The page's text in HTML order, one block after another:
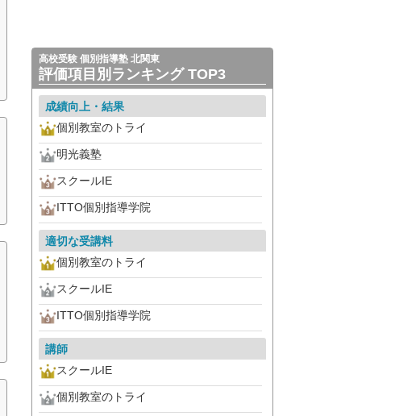
高校受験 個別指導塾 北関東
評価項目別ランキング TOP3
成績向上・結果
個別教室のトライ
明光義塾
スクールIE
ITTO個別指導学院
適切な受講料
個別教室のトライ
スクールIE
ITTO個別指導学院
講師
スクールIE
個別教室のトライ